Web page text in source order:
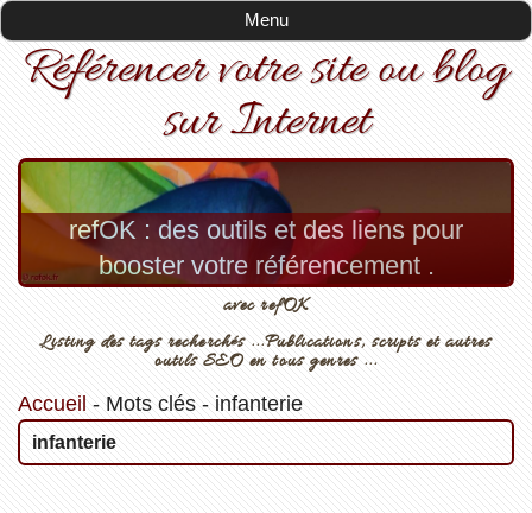
Menu
Référencer votre site ou blog
sur Internet
refOK : des outils et des liens pour
booster votre référencement .
avec refOK
Listing des tags recherchés ...Publications, scripts et autres
outils SEO en tous genres ...
Accueil - Mots clés- infanterie
infanterie